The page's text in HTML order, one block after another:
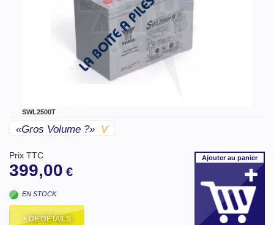
SWL2500T
«gros Volume ?» V
Prix TTC
399,00 €
EN STOCK
+ DE DÉTAILS
Ajouterau panier